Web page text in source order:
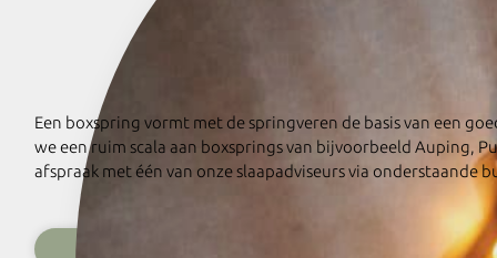
Een boxspring vormt met de springveren de basis van een
we een ruim scala aan boxsprings van bijvoorbeeld Auping,
afspraak met één van onze slaapadviseurs via